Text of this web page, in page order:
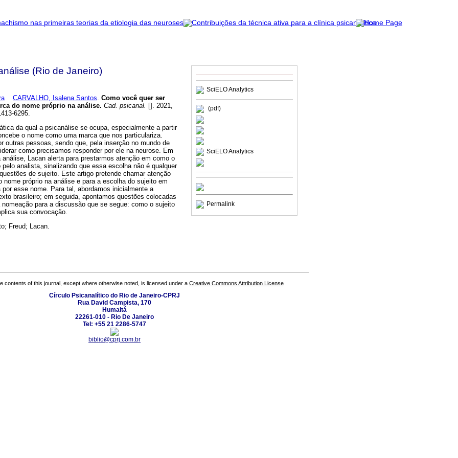
SciELO Analytics
(pdf)
SciELO Analytics
Permalink
(Rio de Janeiro)
CARVALHO, Isalena Santos Como você quer ser
do nome próprio na análise. Cad. psicanal.
[]. 2021,
6295.
da qual a psicanálise se ocupa, especialmente a partir
o nome como uma marca que nos particulariza.
outras pessoas, sendo que, pela inserção no mundo de
como precisamos responder por ele na neurose. Em
Lacan alerta para prestarmos atenção em como o
analista, sinalizando que essa escolha não é qualquer
de sujeito. Este artigo pretende chamar atenção
nome próprio na análise e para a escolha do sujeito em
por esse nome. Para tal, abordamos inicialmente a
brasileiro; em seguida, apontamos questões colocadas
para a discussão que se segue: como o sujeito
sua convocação.
Freud; Lacan.
contents of this journal, except where otherwise noted, is licensed under a Creative Commons Attribution License
Círculo Psicanalítico do Rio de Janeiro-CPRJ
Rua David Campista, 170
Humaitá
22261-010 - Rio De Janeiro
Tel: +55 21 2286-5747
biblio@cprj.com.br